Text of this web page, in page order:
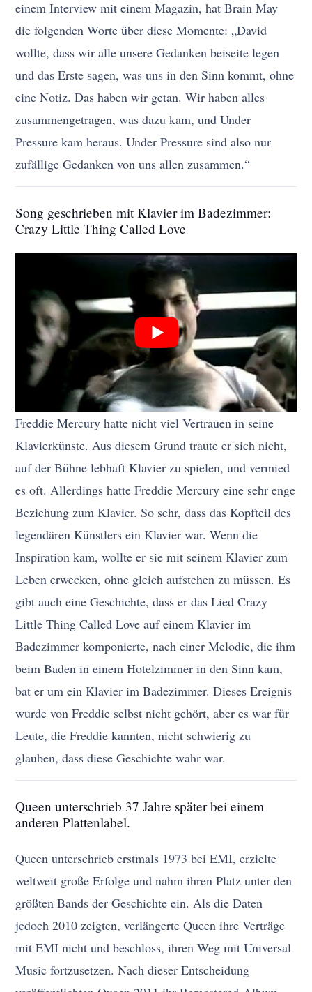
einem Interview mit einem Magazin, hat Brain May
die folgenden Worte über diese Momente: „David
wollte, dass wir alle unsere Gedanken beiseite legen
und das Erste sagen, was uns in den Sinn kommt, ohne
eine Notiz. Das haben wir getan. Wir haben alles
zusammengetragen, was dazu kam, und Under
Pressure kam heraus. Under Pressure sind also nur
zufällige Gedanken von uns allen zusammen.“
Song geschrieben mit Klavier im Badezimmer:
Crazy Little Thing Called Love
Freddie Mercury hatte nicht viel Vertrauen in seine
Klavierkünste. Aus diesem Grund traute er sich nicht,
auf der Bühne lebhaft Klavier zu spielen, und vermied
es oft. Allerdings hatte Freddie Mercury eine sehr enge
Beziehung zum Klavier. So sehr, dass das Kopfteil des
legendären Künstlers ein Klavier war. Wenn die
Inspiration kam, wollte er sie mit seinem Klavier zum
Leben erwecken, ohne gleich aufstehen zu müssen. Es
gibt auch eine Geschichte, dass er das Lied Crazy
Little Thing Called Love auf einem Klavier im
Badezimmer komponierte, nach einer Melodie, die ihm
beim Baden in einem Hotelzimmer in den Sinn kam,
bat er um ein Klavier im Badezimmer. Dieses Ereignis
wurde von Freddie selbst nicht gehört, aber es war für
Leute, die Freddie kannten, nicht schwierig zu
glauben, dass diese Geschichte wahr war.
Queen unterschrieb 37 Jahre später bei einem
anderen Plattenlabel.
Queen unterschrieb erstmals 1973 bei EMI, erzielte
weltweit große Erfolge und nahm ihren Platz unter den
größten Bands der Geschichte ein. Als die Daten
jedoch 2010 zeigten, verlängerte Queen ihre Verträge
mit EMI nicht und beschloss, ihren Weg mit Universal
Music fortzusetzen. Nach dieser Entscheidung